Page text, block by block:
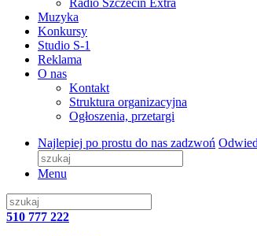
Radio Szczecin Extra
Muzyka
Konkursy
Studio S-1
Reklama
O nas
Kontakt
Struktura organizacyjna
Ogłoszenia, przetargi
Najlepiej po prostu do nas zadzwoń
Menu
510 777 222